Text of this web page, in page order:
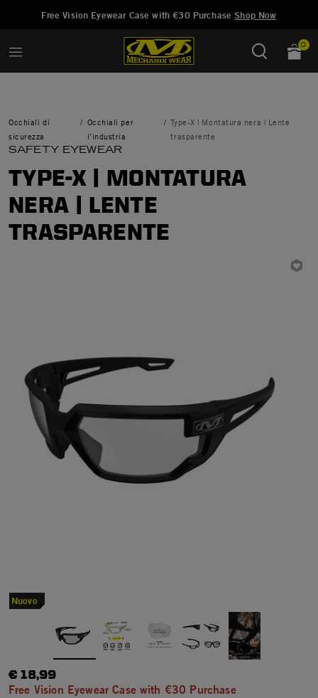
Free Vision Eyewear Case with €30 PurchaseShop Now
0
Occhiali di
sicurezza
Occhiali per
l’industria
Type-X | Montatura nera | Lente
trasparente
SAFETY EYEWEAR
TYPE-X | MONTATURA
NERA | LENTE
TRASPARENTE
Nuovo
€ 18,99
Free Vision Eyewear Case with €30 Purchase
Aggiunto a Gestisci Lista dei Desideri